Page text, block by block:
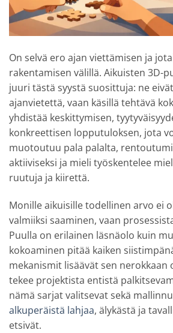
On selvä ero ajan viettämisen ja
rakentamisen välillä. Aikuisten 3D-
juuri tästä syystä suosittuja: ne
ajanvietettä, vaan käsillä tehtävä
yhdistää keskittymisen,
konkreettisen lopputuloksen, jota
muotoutuu pala palalta,
aktiiviseksi ja mieli työskentelee
ruutuja ja kiirettä.
Monille aikuisille todellinen arvo ei
valmiiksi saaminen, vaan
Puulla on erilainen läsnäolo kuin
kokoaminen pitää kaiken
mekanismit lisäävät sen nerokkaan
tekee projektista entistä
nämä sarjat valitsevat sekä
alkuperäistä lahjaa, älykästä ja
etsivät.